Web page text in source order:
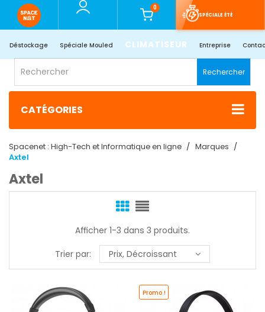
0
SPÉCIALE ÉTÉ
Déstockage Spéciale Mouled CLIMATISEUR Entreprise
Rechercher
CATÉGORIES
Spacenet : High-Tech et Informatique en ligne
Marques
Axtel
Axtel
Afficher 1-3 dans 3 produits.
Trier par:
Prix, Décroissant
Promo !